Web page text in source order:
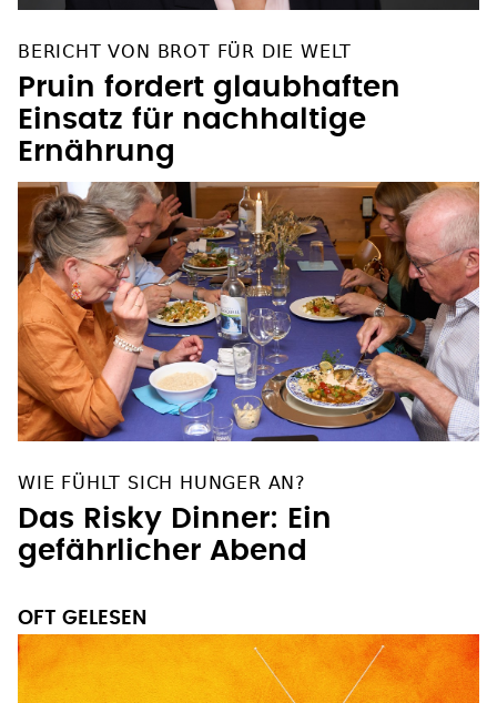
BERICHT VON BROT FÜR DIE WELT
Pruin fordert glaubhaften
Einsatz für nachhaltige
Ernährung
WIE FÜHLT SICH HUNGER AN?
Das Risky Dinner: Ein
gefährlicher Abend
OFT GELESEN